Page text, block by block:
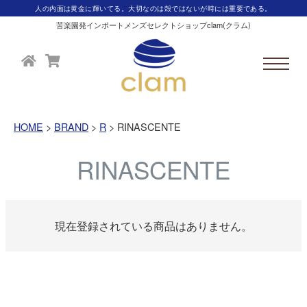
人の内面は黄金に輝いてる。大切なのは殻ではないが時には重要である。
苦楽園発インポートメンズセレクトショップclam(クラム)
HOME BRAND R RINASCENTE
RINASCENTE
現在登録されている商品はありません。